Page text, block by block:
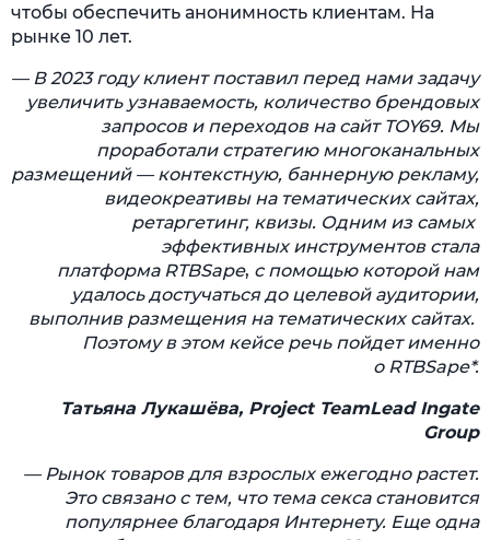
чтобы обеспечить анонимность клиентам. На
рынке 10 лет.
— В 2023 году клиент поставил перед нами задачу
увеличить узнаваемость, количество брендовых
запросов и переходов на сайт TOY69. Мы
проработали стратегию многоканальных
размещений — контекстную, баннерную рекламу,
видеокреативы на тематических сайтах,
ретаргетинг, квизы. Одним из самых
эффективных инструментов стала
платформа RTBSape, с помощью которой нам
удалось достучаться до целевой аудитории,
выполнив размещения на тематических сайтах.
Поэтому в этом кейсе речь пойдет именно
о RTBSape*.
Татьяна Лукашёва, Project TeamLead Ingate
Group
— Рынок товаров для взрослых ежегодно растет.
Это связано с тем, что тема секса становится
популярнее благодаря Интернету. Еще одна